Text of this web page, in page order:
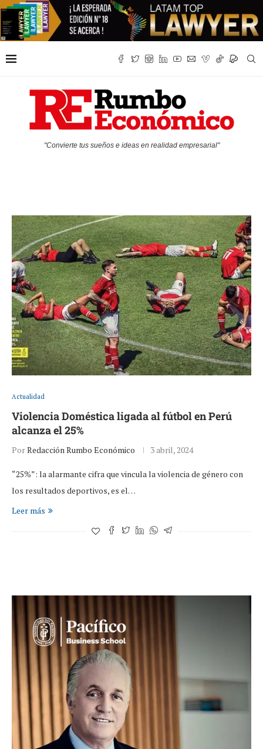
"Convierte tus sueños e ideas en realidad empresarial"
Actualidad
Violencia Doméstica ligada al fútbol en Perú
alcanza el 25%
PorRedacción Rumbo Económico 3 abril, 2024
“25%”: la alarmante cifra que vincula la violencia de género con
los resultados deportivos, es el…
Leer más